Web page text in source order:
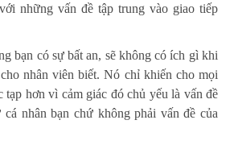
những vấn đề tập trung vào giao tiếp
bạn có sự bất an, sẽ không có ích gì khi
nhân viên biết. Nó chỉ khiến cho mọi
tạp hơn vì cảm giác đó chủ yếu là vấn đề
nhân bạn chứ không phải vấn đề của